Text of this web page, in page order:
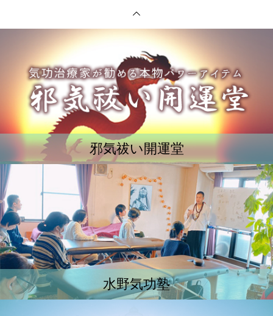
邪気祓い開運堂
水野気功塾